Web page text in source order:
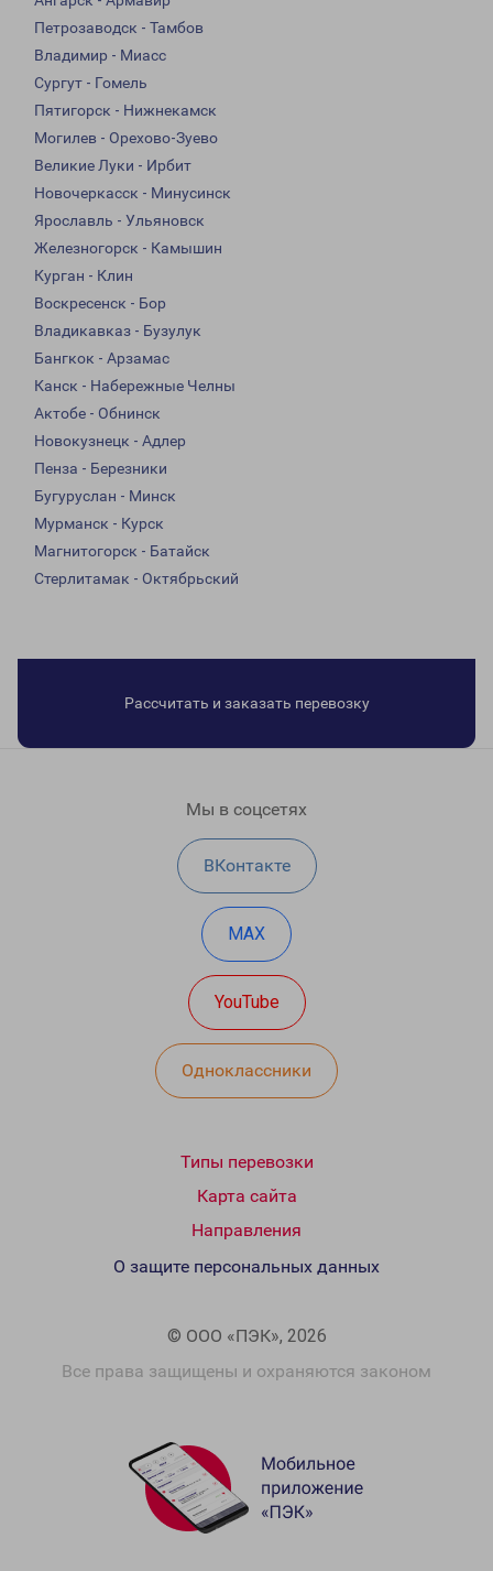
Петрозаводск - Тамбов
Владимир - Миасс
Сургут - Гомель
Пятигорск - Нижнекамск
Могилев - Орехово-Зуево
Великие Луки - Ирбит
Новочеркасск - Минусинск
Ярославль - Ульяновск
Железногорск - Камышин
Курган - Клин
Воскресенск - Бор
Владикавказ - Бузулук
Бангкок - Арзамас
Канск - Набережные Челны
Актобе - Обнинск
Новокузнецк - Адлер
Пенза - Березники
Бугуруслан - Минск
Мурманск - Курск
Магнитогорск - Батайск
Стерлитамак - Октябрьский
Рассчитать и заказать перевозку
Мы в соцсетях
ВКонтакте
MAX
YouTube
Одноклассники
Типы перевозки
Карта сайта
Направления
© ООО «ПЭК», 2026
Все права защищены и охраняются законом
О защите персональных данных